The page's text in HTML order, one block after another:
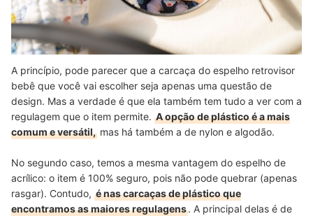
A princípio, pode parecer que a carcaça do espelho retrovisor
bebê que você vai escolher seja apenas uma questão de
design. Mas a verdade é que ela também tem tudo a ver com a
regulagem que o item permite. A opção de plástico é a mais
comum e versátil, mas há também a de nylon e algodão.
No segundo caso, temos a mesma vantagem do espelho de
acrílico: o item é 100% seguro, pois não pode quebrar (apenas
rasgar). Contudo, é nas carcaças de plástico que
encontramos as maiores regulagens. A principal delas é de